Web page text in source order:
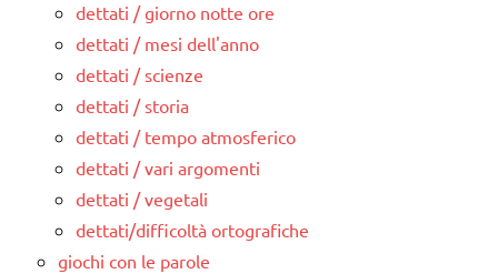
dettati / giorno notte ore
dettati / mesi dell'anno
dettati / scienze
dettati / storia
dettati / tempo atmosferico
dettati / vari argomenti
dettati / vegetali
dettati/difficoltà ortografiche
giochi con le parole